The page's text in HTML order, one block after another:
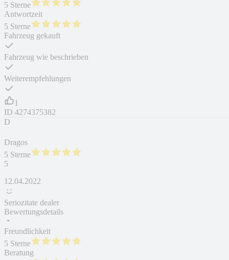
5 Sterne
Antwortzeit
5 Sterne
Fahrzeug gekauft
Fahrzeug wie beschrieben
Weiterempfehlungen
1
ID 4274375382
D
Dragos
5 Sterne
5
12.04.2022
Seriozitate dealer
Bewertungsdetails
Freundlichkeit
5 Sterne
Beratung